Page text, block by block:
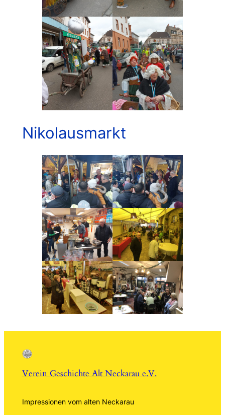
Nikolausmarkt
Verein Geschichte Alt Neckarau e.V.
Impressionen vom alten Neckarau